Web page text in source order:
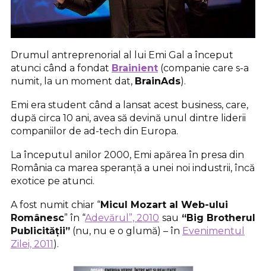
Drumul antreprenorial al lui Emi Gal a început
atunci când a fondat Brainient (companie care s-a
numit, la un moment dat, BrainAds).
Emi era student când a lansat acest business, care,
după circa 10 ani, avea să devină unul dintre liderii
companiilor de ad-tech din Europa.
La începutul anilor 2000, Emi apărea în presa din
România ca marea speranță a unei noi industrii, încă
exotice pe atunci.
A fost numit chiar “Micul Mozart al Web-ului
Românesc” în “Adevărul”, 2010 sau “Big Brotherul
Publicității” (nu, nu e o glumă) – în Evenimentul
Zilei, 2011).